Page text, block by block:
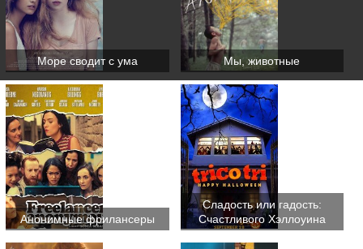
Море сводит с ума Мы, животные
Анонимные фрилансеры
Сладость или гадость:
Счастливого Хэллоуина